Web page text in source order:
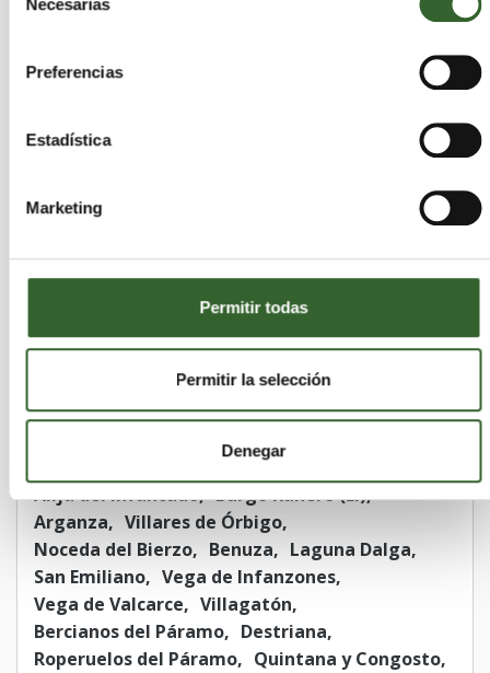
Necesarias
Preferencias
Estadística
Marketing
Permitir todas
Permitir la selección
Denegar
160602 Acumuladores de Ni-Cd
191004 Fracciones ligeras de
fragmentación (fluff-light) y polvo
19 10 03
residuos que contienen mercurio
200133 Baterías y acumuladores
02 o 16 06 03 y baterías y acumuladores sin
clasificar que contienen esas baterías
Municipios
Priaranza del Bierzo
Alija del Infantado
Burgo Ranero (El)
Arganza
Villares de Órbigo
Noceda del Bierzo
Benuza
Laguna Dalga
San Emiliano
Vega de Infanzones
Vega de Valcarce
Villagatón
Bercianos del Páramo
Destriana
Roperuelos del Páramo
Quintana y Congosto